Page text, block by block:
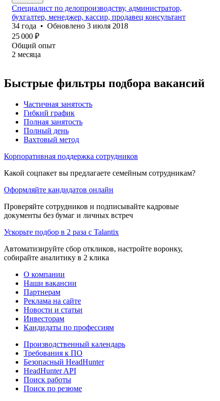
Специалист по делопроизводству, администратор,
бухгалтер, менеджер, кассир, продавец консультант
34 года • Обновлено 3 июля 2018
25 000 ₽
Общий опыт
2 месяца
Быстрые фильтры подбора вакансий
Частичная занятость
Гибкий график
Полная занятость
Полный день
Вахтовый метод
Корпоративная поддержка сотрудников
Какой соцпакет вы предлагаете семейным сотрудникам?
Оформляйте кандидатов онлайн
Проверяйте сотрудников и подписывайте кадровые
документы без бумаг и личных встреч
Ускорьте подбор в 2 раза с Talantix
Автоматизируйте сбор откликов, настройте воронку,
собирайте аналитику в 2 клика
О компании
Наши вакансии
Партнерам
Реклама на сайте
Новости и статьи
Инвесторам
Кандидаты по профессиям
Производственный календарь
Требования к ПО
Безопасный HeadHunter
HeadHunter API
Поиск работы
Поиск по резюме